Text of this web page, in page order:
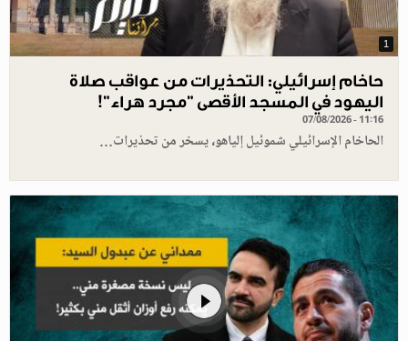
1
حاخام إسرائيلي: التحذيرات من عواقب صلاة
اليهود في المسجد الأقصى "مجرد هراء"!
07/08/2026 - 11:16
الحاخام الإسرائيلي شموئيل إلياهو، يسخر من تحذيرات…